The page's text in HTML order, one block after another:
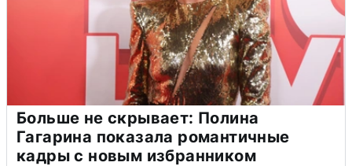
Больше не скрывает: Полина
Гагарина показала романтичные
кадры с новым избранником